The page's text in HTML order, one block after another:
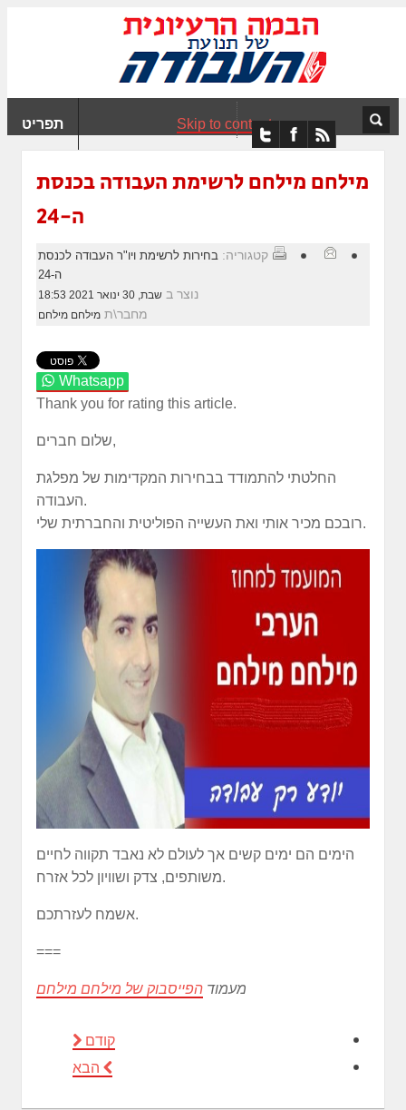
תפריט Skip to content
מילחם מילחם לרשימת העבודה בכנסת
ה-24
קטגוריה: בחירות לרשימת ויו"ר העבודה לכנסת
ה-24
נוצר ב שבת, 30 ינואר 2021 18:53
מחבר\ת מילחם מילחם
Whatsapp
Thank you for rating this article.
שלום חברים,
החלטתי להתמודד בבחירות המקדימות של מפלגת
העבודה.
רובכם מכיר אותי ואת העשייה הפוליטית והחברתית שלי.
הימים הם ימים קשים אך לעולם לא נאבד תקווה לחיים
משותפים, צדק ושוויון לכל אזרח.
אשמח לעזרתכם.
===
מעמוד הפייסבוק של מילחם מילחם
קודם
הבא